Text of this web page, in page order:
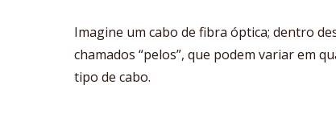
Imagine um cabo de fibra óptica; dentro
chamados “pelos”, que podem variar em
tipo de cabo.